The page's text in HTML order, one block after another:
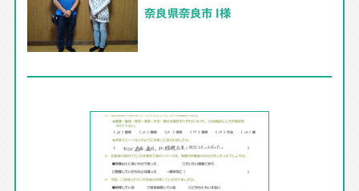
奈良県奈良市 I様